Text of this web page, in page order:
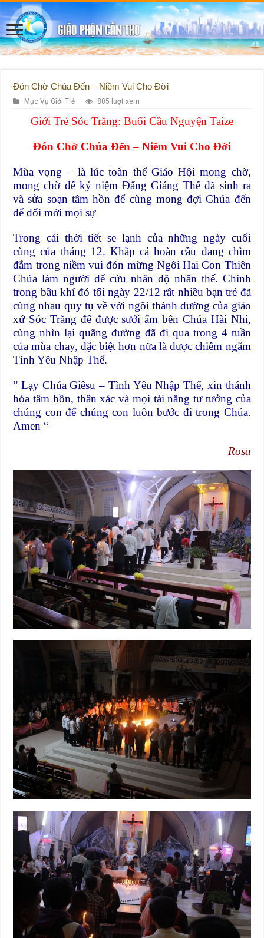
Đón Chờ Chúa Đến – Niềm Vui Cho Đời
Mục Vụ Giới Trẻ 805 lượt xem
Giới Trẻ Sóc Trăng: Buổi Cầu Nguyện Taize
Đón Chờ Chúa Đến – Niềm Vui Cho Đời
Mùa vọng – là lúc toàn thể Giáo Hội mong chờ,
mong chờ để kỷ niệm Đấng Giáng Thế đã sinh ra
và sửa soạn tâm hồn để cùng mong đợi Chúa đến
để đổi mới mọi sự
Trong cái thời tiết se lạnh của những ngày cuối
cùng của tháng 12. Khắp cả hoàn cầu đang chìm
đắm trong niềm vui đón mừng Ngôi Hai Con Thiên
Chúa làm người để cứu nhân độ nhân thế. Chính
trong bầu khí đó tối ngày 22/12 rất nhiều bạn trẻ đã
cùng nhau quy tụ về với ngôi thánh đường của giáo
xứ Sóc Trăng để được sưởi ấm bên Chúa Hài Nhi,
cùng nhìn lại quãng đường đã đi qua trong 4 tuần
của mùa chay, đặc biệt hơn nữa là được chiêm ngắm
Tình Yêu Nhập Thể.
” Lạy Chúa Giêsu – Tình Yêu Nhập Thể, xin thánh
hóa tâm hồn, thân xác và mọi tài năng tư tưởng của
chúng con để chúng con luôn bước đi trong Chúa.
Amen “
Rosa